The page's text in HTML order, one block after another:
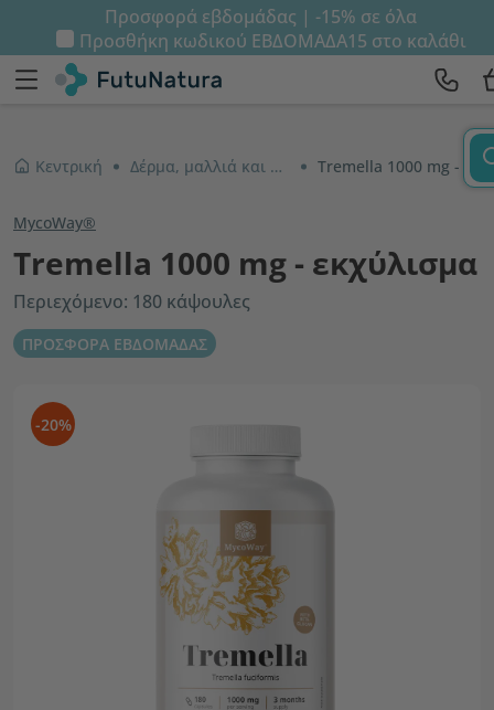
Προσφορά εβδομάδας | -15% σε όλα
Προσθήκη κωδικού ΕΒΔΟΜΑΔΑ15 στο καλάθι
Κεντρική Δέρμα, μαλλιά και νύχια
MycoWay®
Tremella 1000 mg - εκχύλισμα
Περιεχόμενο: 180 κάψουλες
ΠΡΟΣΦΟΡΑ ΕΒΔΟΜΑΔΑΣ
-20%